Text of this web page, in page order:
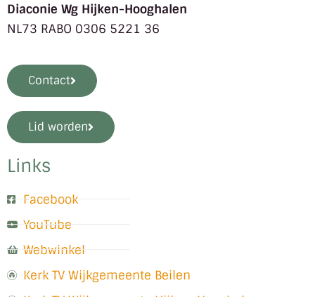
Diaconie Wg Hijken-Hooghalen
NL73 RABO 0306 5221 36
Contact
Lid worden
Links
Facebook
YouTube
Webwinkel
Kerk TV Wijkgemeente Beilen